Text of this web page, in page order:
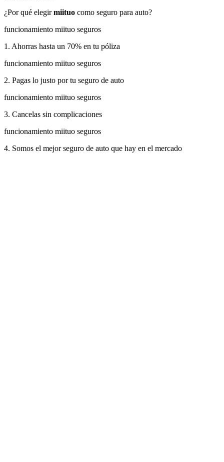
¿Por qué elegirmiituo como seguro para auto?
funcionamiento miituo seguros
1. Ahorras hasta un 70% en tu póliza
funcionamiento miituo seguros
2. Pagas lo justo por tu seguro de auto
funcionamiento miituo seguros
3. Cancelas sin complicaciones
funcionamiento miituo seguros
4. Somos el mejor seguro de auto que hay en el mercado